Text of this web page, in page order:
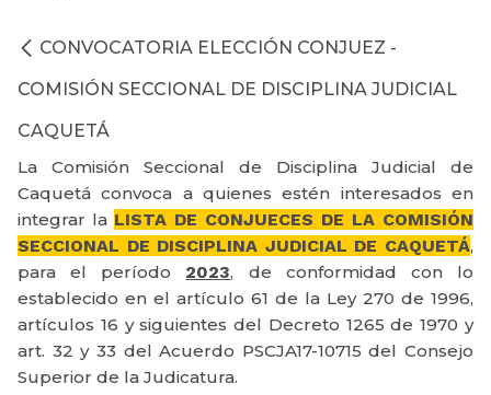
CONVOCATORIA ELECCIÓN CONJUEZ -
COMISIÓN SECCIONAL DE DISCIPLINA JUDICIAL
CAQUETÁ
La Comisión Seccional de Disciplina Judicial de
Caquetá convoca a quienes estén interesados en
integrar la LISTA DE CONJUECES DE LA COMISIÓN
SECCIONAL DE DISCIPLINA JUDICIAL DE CAQUETÁ,
para el período
2023, de conformidad con lo
establecido en el artículo 61 de la Ley 270 de 1996,
artículos 16 y siguientes del Decreto 1265 de 1970 y
art. 32 y 33 del Acuerdo PSCJA17-10715 del Consejo
Superior de la Judicatura.